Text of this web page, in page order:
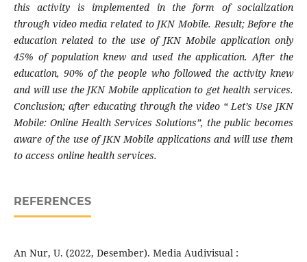
this activity is implemented in the form of socialization
through video media related to JKN Mobile. Result; Before the
education related to the use of JKN Mobile application only
45% of population knew and used the application. After the
education, 90% of the people who followed the activity knew
and will use the JKN Mobile application to get health services.
Conclusion; after educating through the video “ Let’s Use JKN
Mobile: Online Health Services Solutions”, the public becomes
aware of the use of JKN Mobile applications and will use them
to access online health services.
REFERENCES
An Nur, U. (2022, Desember). Media Audivisual :